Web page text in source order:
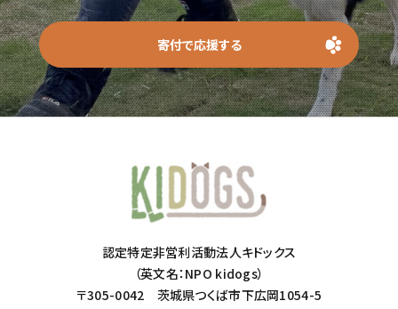
寄付で応援する
認定特定非営利活動法人キドックス
（英文名：NPO kidogs）
〒305-0042 茨城県つくば市下広岡1054-5